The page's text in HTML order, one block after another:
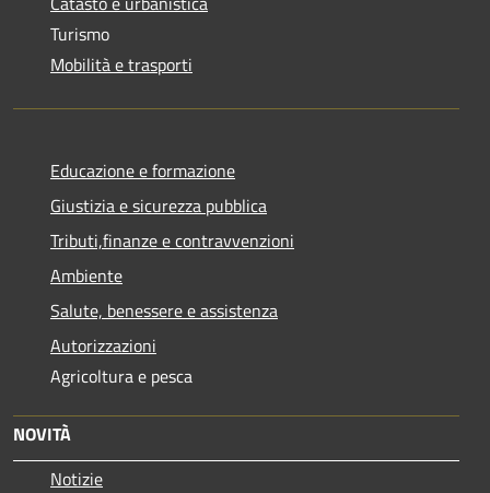
Turismo
Mobilità e trasporti
Educazione e formazione
Giustizia e sicurezza pubblica
Tributi,finanze e contravvenzioni
Ambiente
Salute, benessere e assistenza
Autorizzazioni
Agricoltura e pesca
NOVITÀ
Notizie